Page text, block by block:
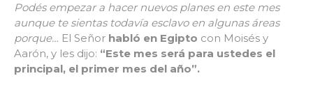
Podés empezar a hacer nuevos planes en este mes
aunque te sientas todavía esclavo en algunas áreas
porque… El Señor habló en Egipto con Moisés y
Aarón, y les dijo: “Este mes será para ustedes el
principal, el primer mes del año”.